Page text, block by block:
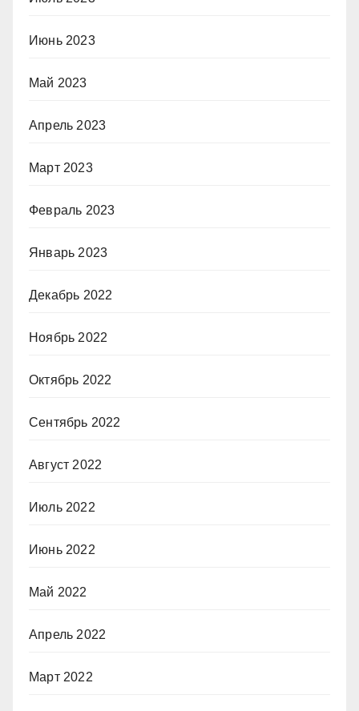
Июнь 2023
Май 2023
Апрель 2023
Март 2023
Февраль 2023
Январь 2023
Декабрь 2022
Ноябрь 2022
Октябрь 2022
Сентябрь 2022
Август 2022
Июль 2022
Июнь 2022
Май 2022
Апрель 2022
Март 2022